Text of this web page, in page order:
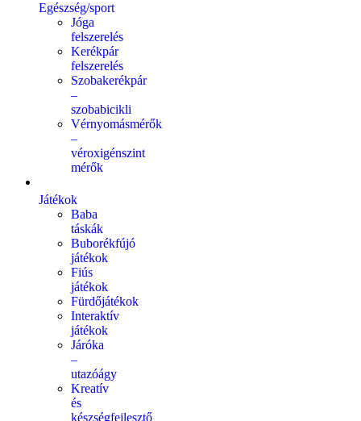
Egészség/sport
Jóga
felszerelés
Kerékpár
felszerelés
Szobakerékpár
–
szobabicikli
Vérnyomásmérők
–
véroxigénszint
mérők
Játékok
Baba
táskák
Buborékfújó
játékok
Fiús
játékok
Fürdőjátékok
Interaktív
játékok
Járóka
–
utazóágy
Kreatív
és
készségfejlesztő